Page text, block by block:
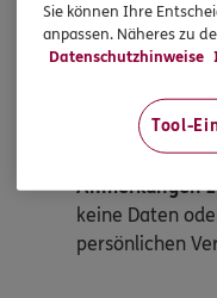
den Link aus
Schicken Sie
Hinweis auf
Bitte senden
Anmerkungen
keine Daten
persönlichen
Sie können Ihre
anpassen. Näheres zu
Datenschutzhinweise
Tool-